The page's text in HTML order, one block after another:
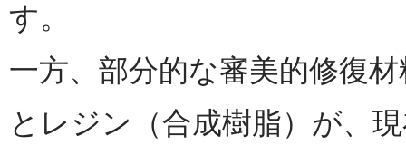
す。
一方、部分的な審美的修復
とレジン（合成樹脂）が、